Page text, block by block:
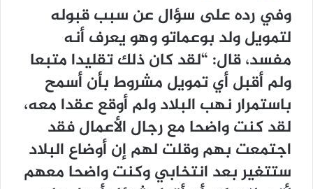
وفي رده على سؤال عن سبب قبوله
لتمويل ولد بوعماتو وهو يعرف أنه
مفسد، قال: “لقد كان ذلك تقليدا متبعا
ولم أقبل أي تمويل مشروط بأن أسمح
باستمرار نهب البلاد ولم أوقع عقدا معه،
لقد كنت واضحا مع رجال الأعمال فقد
اجتمعت بهم وقلت لهم إن أوضاع البلاد
ستتغير بعد انتخابي وكنت واضحا معهم